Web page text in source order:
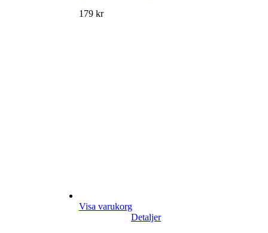
179 kr
Visa varukorg
Detaljer